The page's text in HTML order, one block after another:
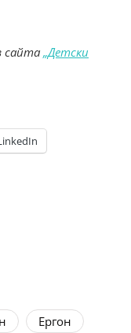
сайта „Детски
Ергон